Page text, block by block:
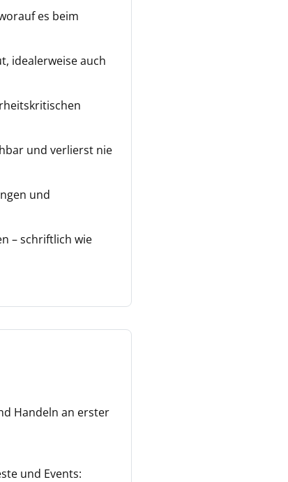
es beim
idealerweise auch
und verlierst nie
und
– schriftlich wie
Handeln an erster
und Events: